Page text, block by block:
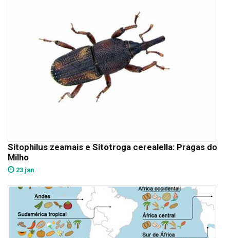
Sitophilus zeamais e Sitotroga cerealella: Pragas do
Milho
23 jan